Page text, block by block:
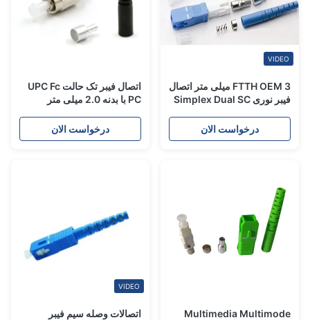
VIDEO
FTTH OEM 3 میلی متر اتصال
فیبر نوری Simplex Dual SC
درخواست الان
اتصال فیبر تک حالت UPC Fc
PC با بدنه 2.0 میلی متر
درخواست الان
Multimedia Multimode
VIDEO
اتصالات وصله سیم فیبر